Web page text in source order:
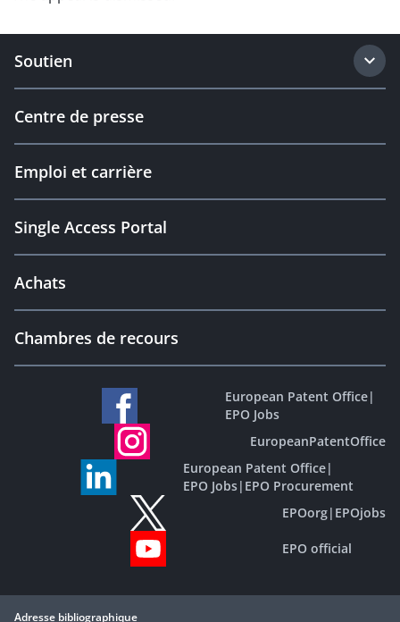
Soutien
Centre de presse
Emploi et carrière
Single Access Portal
Achats
Chambres de recours
European Patent Office|
EPO Jobs
EuropeanPatentOffice
European Patent Office|
EPO Jobs| EPO Procurement
EPOorg| EPOjobs
EPO official
Adresse bibliographique